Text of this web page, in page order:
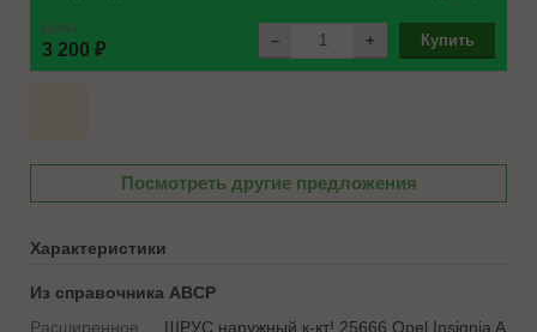
Цена
3 200 ₽ – + Купить
Посмотреть другие предложения
Характеристики
Из справочника ABCP
Расширенное
ШРУС наружный к-кт! 25666 Opel Insignia A